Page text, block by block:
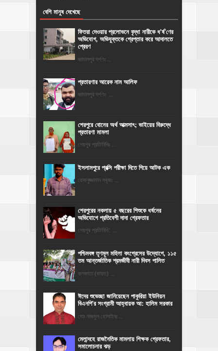
বেশি মানুষ দেখেছে
ফিতরা দেওয়ার প্রলোভনে বৃদ্ধা নারীকে ধ'র্ষ'ণের
অভিযোগ, অভিযুক্তকে গ্রেপ্তার করে আদালতে
প্রেরণ
জামালপুর দর্পণঃ ...
প্রতারণার আরেক নাম আলিফ
জামালপুর দর্পণঃ ...
শেরপুরে বোনের অর্থ আত্মসাৎ; ভাইয়ের বিরুদ্ধে
প্রতারণা মামলা
শেরপুর প্রতিনিধিঃ ...
ইসলামপুরে প্রক্সি পরীক্ষা দিতে গিয়ে আটক এক
রোকনুজ্জামান সবুজঃ ...
শেরপুরের নকলায় ৫ বছরের শিশুকে ধর্ষনের
অভিযোগে প্রতিবেশী দাদা গ্রেফতার
শেরপুর প্রতিনিধি: ...
পশ্চিমবঙ্গ তৃণমূল মহিলা কংগ্রেসের উদ্যোগে, ১১৫
তম আন্তর্জাতিক শ্রমজীবী নারী দিবস পালিত
কলকাতা (ভারত) ...
ঈদের শুভেচ্ছা জানিয়েছেন পাকুরিয়া ইউনিয়ন
বিএনপি'র সংগ্রামী আহ্বায়ক আ: হালিম সরকার
মোঃ নাজমুল হোসাইনঃ ...
মেলান্দহে রাজনৈতিক মামলায় শিক্ষক গ্রেফতার,
সমালোচনার ঝড়